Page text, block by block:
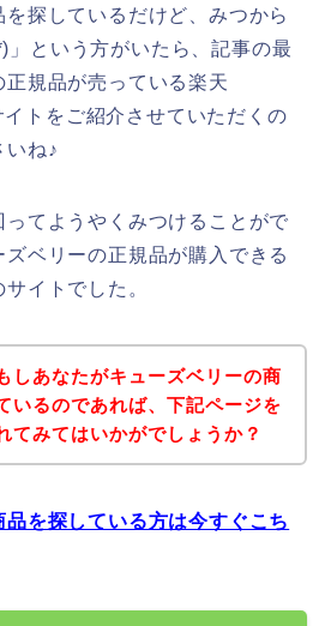
を探しているだけど、みつから
」という方がいたら、記事の最
規品が売っている楽天
イトをご紹介させていただくの
いね♪
てようやくみつけることがで
ベリーの正規品が購入できる
イトでした。
しあなたがキューズベリーの商
いるのであれば、下記ページを
てみてはいかがでしょうか？
を探している方は今すぐこち